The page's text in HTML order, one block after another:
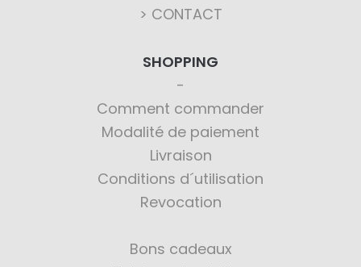
> CONTACT
SHOPPING
Comment commander
Modalité de paiement
Livraison
Conditions d´utilisation
Revocation
Bons cadeaux